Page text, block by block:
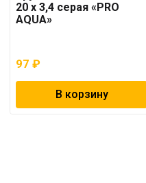
20 x 3,4 серая «PRO
AQUA»
97 ₽
В корзину